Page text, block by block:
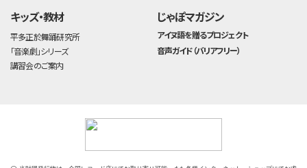
キッズ・教材
平多正於舞踊研究所
「音楽劇」シリーズ
講習会のご案内
じゃぽマガジン
アイヌ語を贈るプロジェクト
音声ガイド（バリアフリー）